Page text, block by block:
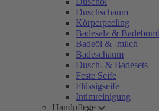
Duschschaum
Körperpeeling
Badesalz &
Badeöl & -milch
Badeschaum
Dusch- & Badesets
Feste Seife
Flüssigseife
Intimreinigung
Handpflege